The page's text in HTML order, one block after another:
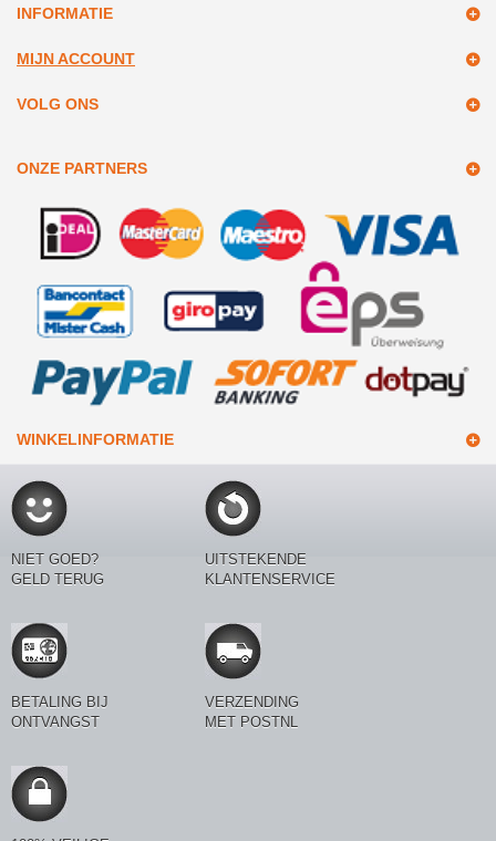
INFORMATIE
MIJN ACCOUNT
VOLG ONS
ONZE PARTNERS
WINKELINFORMATIE
NIET GOED?
GELD TERUG
UITSTEKENDE
KLANTENSERVICE
BETALING BIJ
ONTVANGST
VERZENDING
MET POSTNL